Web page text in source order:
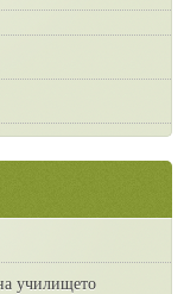
училището